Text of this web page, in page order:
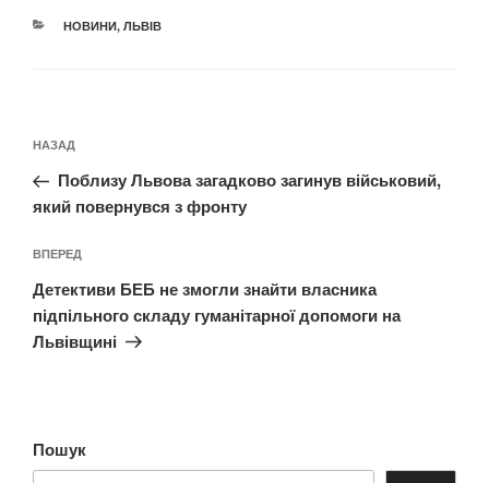
КАТЕГОРІЇ
НОВИНИ, ЛЬВІВ
записів
Попередній
запис:
НАЗАД
Поблизу Львова загадково загинув військовий,
який повернувся з фронту
Наступний
запис
ВПЕРЕД
Детективи БЕБ не змогли знайти власника
підпільного складу гуманітарної допомоги на
Львівщині
Пошук